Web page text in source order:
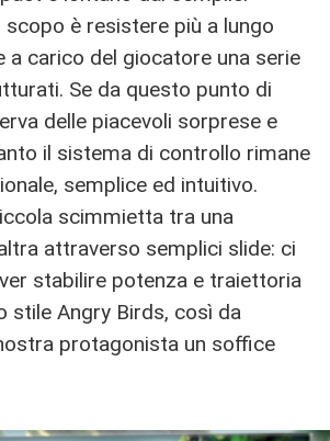
scopo è resistere più a lungo
a carico del giocatore una serie
Se da questo punto di
delle piacevoli sorprese e
il sistema di controllo rimane
semplice ed intuitivo.
scimmietta tra una
attraverso semplici slide: ci
stabilire potenza e traiettoria
stile Angry Birds, così da
protagonista un soffice